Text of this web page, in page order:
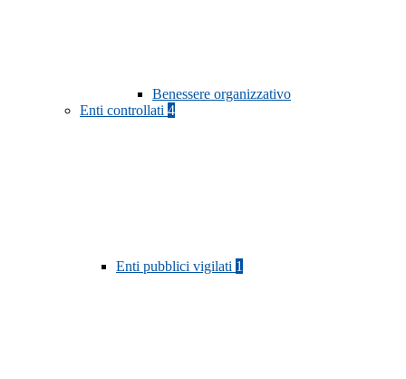
Benessere organizzativo
Enti controllati 4
Enti pubblici vigilati 1